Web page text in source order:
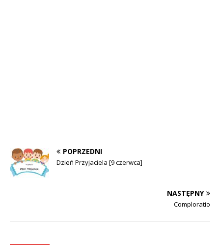
POPRZEDNI
Dzień Przyjaciela [9 czerwca]
NASTĘPNY
Comploratio